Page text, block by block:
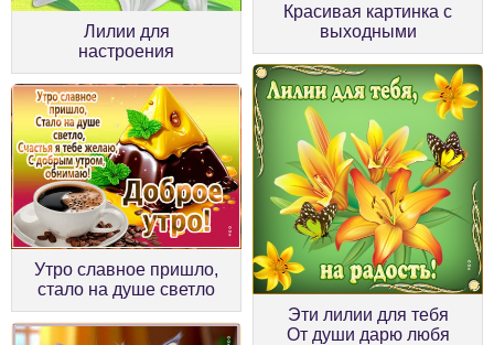
Лилии для
настроения
Красивая картинка с
выходными
Утро славное пришло,
стало на душе светло
Эти лилии для тебя
От души дарю любя